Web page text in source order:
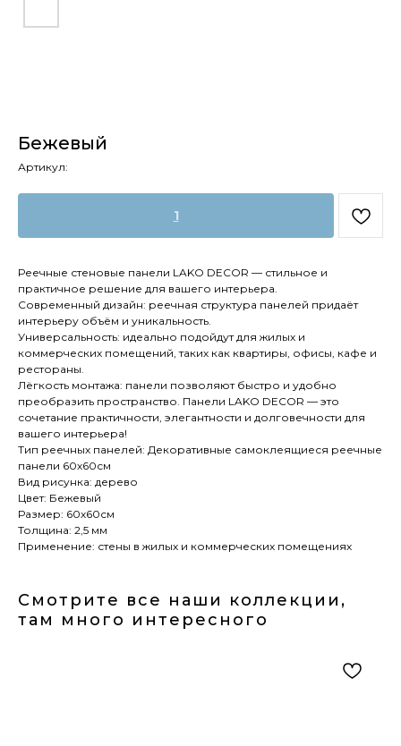
Бежевый
Артикул:
1
Реечные стеновые панели LAKO DECOR — стильное и
практичное решение для вашего интерьера.
Современный дизайн: реечная структура панелей придаёт
интерьеру объём и уникальность.
Универсальность: идеально подойдут для жилых и
коммерческих помещений, таких как квартиры, офисы, кафе и
рестораны.
Лёгкость монтажа: панели позволяют быстро и удобно
преобразить пространство. Панели LAKO DECOR — это
сочетание практичности, элегантности и долговечности для
вашего интерьера!
Тип реечных панелей: Декоративные самоклеящиеся реечные
панели 60х60см
Вид рисунка: дерево
Цвет: Бежевый
Размер: 60х60см
Толщина: 2,5 мм
Применение: стены в жилых и коммерческих помещениях
Смотрите все наши коллекции,
там много интересного